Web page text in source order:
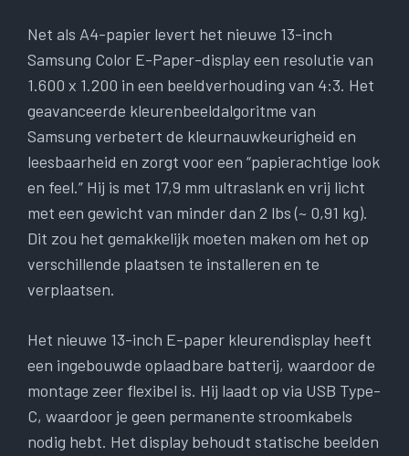
Net als A4-papier levert het nieuwe 13-inch
Samsung Color E-Paper-display een resolutie van
1.600 x 1.200 in een beeldverhouding van 4:3. Het
geavanceerde kleurenbeeldalgoritme van
Samsung verbetert de kleurnauwkeurigheid en
leesbaarheid en zorgt voor een “papierachtige look
en feel.” Hij is met 17,9 mm ultraslank en vrij licht
met een gewicht van minder dan 2 lbs (~ 0,91 kg).
Dit zou het gemakkelijk moeten maken om het op
verschillende plaatsen te installeren en te
verplaatsen.
Het nieuwe 13-inch E-paper kleurendisplay heeft
een ingebouwde oplaadbare batterij, waardoor de
montage zeer flexibel is. Hij laadt op via USB Type-
C, waardoor je geen permanente stroomkabels
nodig hebt. Het display behoudt statische beelden